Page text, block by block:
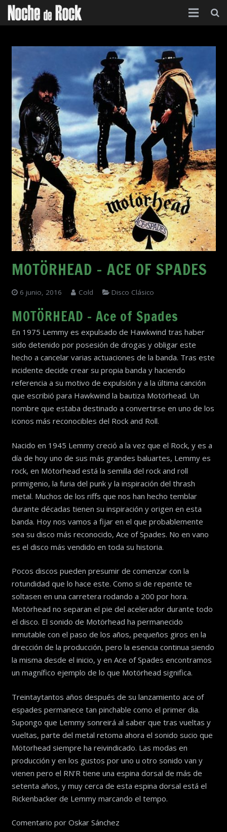
Agenda
Foro
Contacto
Acerca de
MOTÖRHEAD – ACE OF SPADES
6 junio, 2016 Cold Disco Clásico
MOTÖRHEAD – Ace of Spades
En 1975 Lemmy es expulsado de Hawkwind tras haber
sido detenido por posesión de drogas y obligar este
hecho a cancelar varias actuaciones de la banda. Tras este
incidente decide crear su propia banda y haciendo
referencia a su motivo de expulsión y a la última canción
que escribió para Hawkwind la bautiza Motörhead. Un
nombre que estaba destinado a convertirse en uno de los
iconos más reconocibles del Rock and Roll.
Nacido en 1945 Lemmy creció a la vez que el Rock, y es a
día de hoy uno de sus más grandes baluartes, Lemmy es
rock, en Mötorhead está la semilla del rock and roll
primigenio, la furia del punk y la inspiración del thrash
metal. Muchos de los riffs que nos han hecho temblar
durante décadas tienen su inspiración y origen en esta
banda. Hoy nos vamos a fijar en el que probablemente
sea su disco más reconocido, Ace of Spades. No en vano
es el disco más vendido en toda su historia.
Pocos discos pueden presumir de comenzar con la
rotundidad que lo hace este. Como si de repente te
soltasen en una carretera rodando a 200 por hora.
Motörhead no separan el pie del acelerador durante todo
el disco. El sonido de Motörhead ha permanecido
inmutable con el paso de los años, pequeños giros en la
dirección de la producción, pero la esencia continua siendo
la misma desde el inicio, y en Ace of Spades encontramos
un magnífico ejemplo de lo que Motörhead significa.
Treintaytantos años después de su lanzamiento ace of
espades permanece tan pinchable como el primer dia.
Supongo que Lemmy sonreirá al saber que tras vueltas y
vueltas, parte del metal retoma ahora el sonido sucio que
Mötorhead siempre ha reivindicado. Las modas en
producción y en los gustos por uno u otro sonido van y
vienen pero el RN’R tiene una espina dorsal de más de
setenta años, y muy cerca de esta espina dorsal está el
Rickenbacker de Lemmy marcando el tempo.
Comentario por Oskar Sánchez